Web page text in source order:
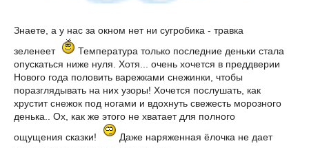
Знаете, а у нас за окном нет ни сугробика - травка
зеленеет
Температура только последние деньки стала
опускаться ниже нуля. Хотя... очень хочется в преддверии
Нового года половить варежками снежинки, чтобы
поразглядывать на них узоры! Хочется послушать, как
хрустит снежок под ногами и вдохнуть свежесть морозного
денька.. Ох, как же этого не хватает для полного
ощущения сказки!
Даже наряженная ёлочка не дает